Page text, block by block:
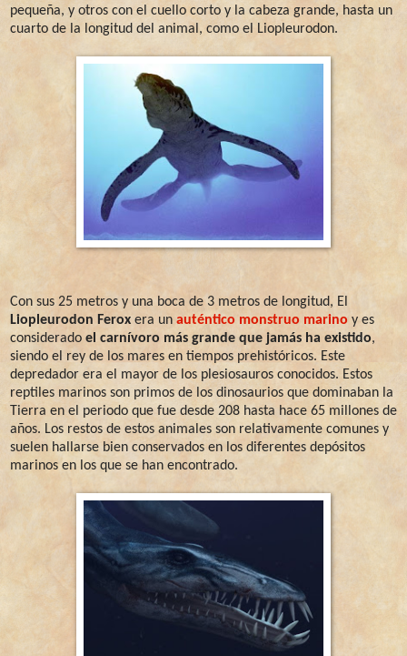
pequeña, y otros con el cuello corto y la cabeza grande, hasta un
cuarto de la longitud del animal, como el Liopleurodon.
Con sus 25 metros y una boca de 3 metros de longitud, El
Liopleurodon Ferox era un auténtico monstruo marino y es
considerado el carnívoro más grande que jamás ha existido,
siendo el rey de los mares en tiempos prehistóricos. Este
depredador era el mayor de los plesiosauros conocidos. Estos
reptiles marinos son primos de los dinosaurios que dominaban la
Tierra en el periodo que fue desde 208 hasta hace 65 millones de
años. Los restos de estos animales son relativamente comunes y
suelen hallarse bien conservados en los diferentes depósitos
marinos en los que se han encontrado.